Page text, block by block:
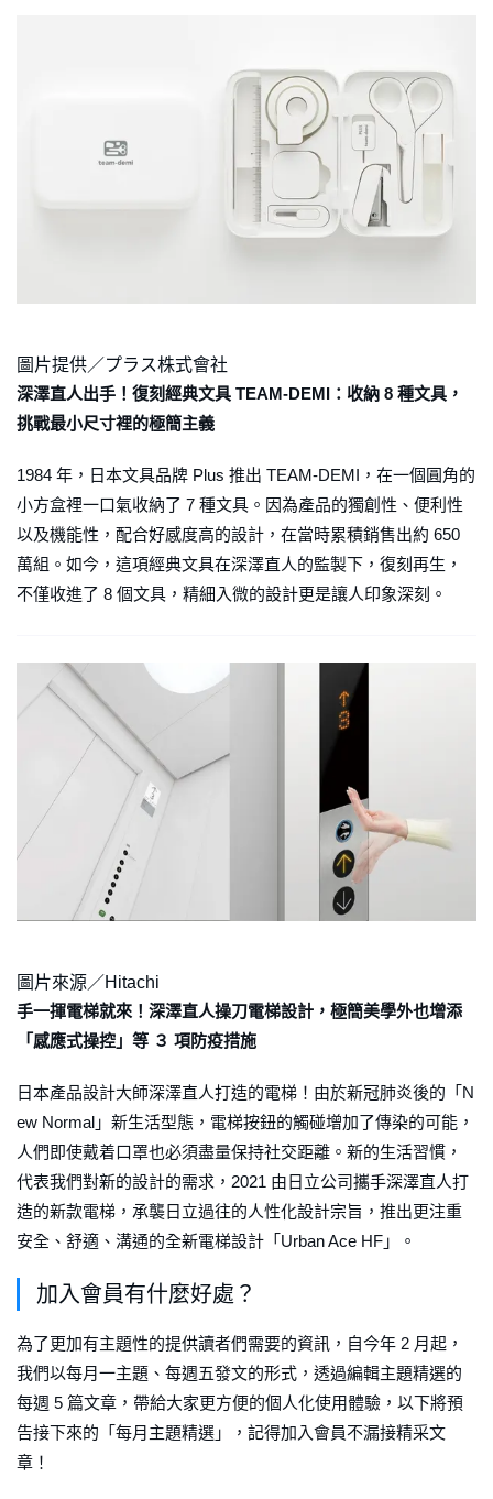
圖片提供／プラス株式會社
深澤直人出手！復刻經典文具 TEAM-DEMI：收納 8 種文具，
挑戰最小尺寸裡的極簡主義
1984 年，日本文具品牌 Plus 推出 TEAM-DEMI，在一個圓角的
小方盒裡一口氣收納了 7 種文具。因為產品的獨創性、便利性
以及機能性，配合好感度高的設計，在當時累積銷售出約 650
萬組。如今，這項經典文具在深澤直人的監製下，復刻再生，
不僅收進了 8 個文具，精細入微的設計更是讓人印象深刻。
圖片來源／Hitachi
手一揮電梯就來！深澤直人操刀電梯設計，極簡美學外也增添
「感應式操控」等 ３ 項防疫措施
日本產品設計大師深澤直人打造的電梯！由於新冠肺炎後的「N
ew Normal」新生活型態，電梯按鈕的觸碰增加了傳染的可能，
人們即使戴着口罩也必須盡量保持社交距離。新的生活習慣，
代表我們對新的設計的需求，2021 由日立公司攜手深澤直人打
造的新款電梯，承襲日立過往的人性化設計宗旨，推出更注重
安全、舒適、溝通的全新電梯設計「Urban Ace HF」。
加入會員有什麼好處？
為了更加有主題性的提供讀者們需要的資訊，自今年 2 月起，
我們以每月一主題、每週五發文的形式，透過編輯主題精選的
每週 5 篇文章，帶給大家更方便的個人化使用體驗，以下將預
告接下來的「每月主題精選」，記得加入會員不漏接精采文
章！